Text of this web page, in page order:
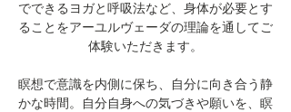
でできるヨガと呼吸法など、身体が必要とす
ることをアーユルヴェーダの理論を通してご
体験いただきます。
瞑想で意識を内側に保ち、自分に向き合う静
かな時間。自分自身への気づきや願いを、瞑